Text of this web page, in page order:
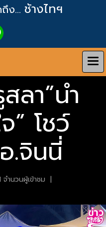
ง... ช้างไทฯ
ลา”นำ
” โชว์
.จินนี่
จำนวนผู้เข้าชม |